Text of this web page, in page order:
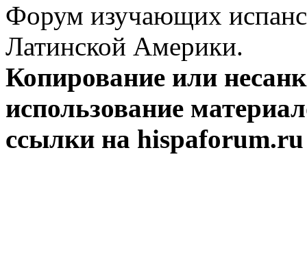
Форум изучающих
Латинской Америки.
Копирование или
использование
ссылки на hispaforum.ru